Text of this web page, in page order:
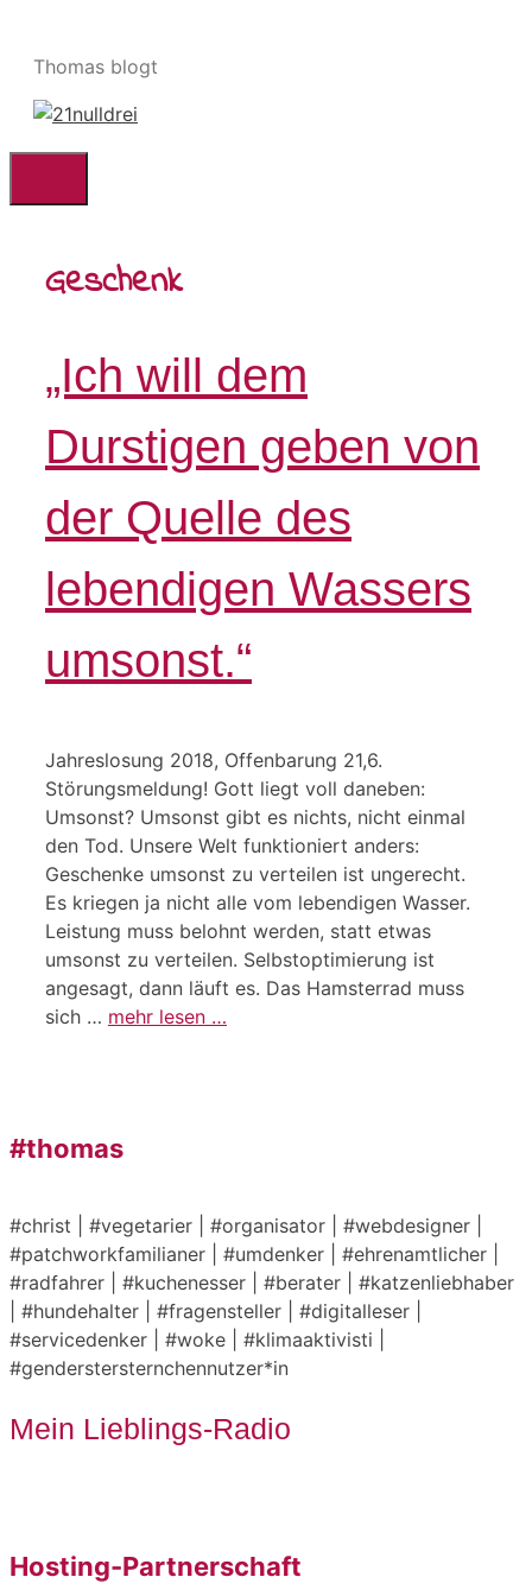
springen
Thomas blogt
Geschenk
„Ich will dem
Durstigen geben von
der Quelle des
lebendigen Wassers
umsonst.“
Jahreslosung 2018, Offenbarung 21,6.
Störungsmeldung! Gott liegt voll daneben:
Umsonst? Umsonst gibt es nichts, nicht einmal
den Tod. Unsere Welt funktioniert anders:
Geschenke umsonst zu verteilen ist ungerecht.
Es kriegen ja nicht alle vom lebendigen Wasser.
Leistung muss belohnt werden, statt etwas
umsonst zu verteilen. Selbstoptimierung ist
angesagt, dann läuft es. Das Hamsterrad muss
sich … mehr lesen …
#thomas
#christ | #vegetarier | #organisator | #webdesigner |
#patchworkfamilianer | #umdenker | #ehrenamtlicher |
#radfahrer | #kuchenesser | #berater | #katzenliebhaber
| #hundehalter | #fragensteller | #digitalleser |
#servicedenker | #woke | #klimaaktivisti |
#genderstersternchennutzer*in
Mein Lieblings-Radio
Hosting-Partnerschaft